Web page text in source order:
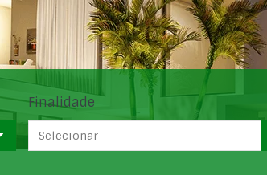
Finalidade
Selecionar